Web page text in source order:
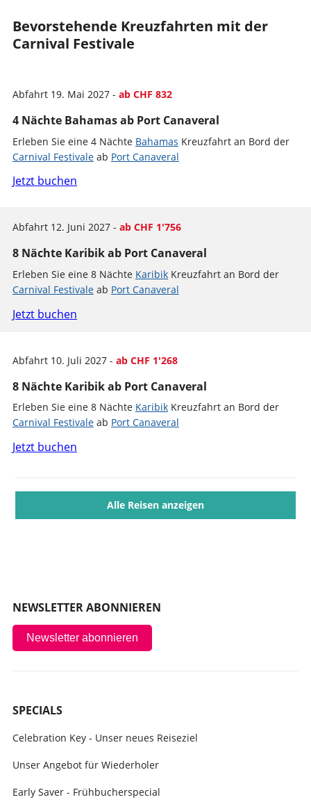
Bevorstehende Kreuzfahrten mit der
Carnival Festivale
Abfahrt 19. Mai 2027 - ab CHF 832
4 Nächte Bahamas ab Port Canaveral
Erleben Sie eine 4 Nächte Bahamas Kreuzfahrt an Bord der
Carnival Festivaleab Port Canaveral
Jetzt buchen
Abfahrt 12. Juni 2027 - ab CHF 1'756
8 Nächte Karibik ab Port Canaveral
Erleben Sie eine 8 Nächte KaribikKreuzfahrt an Bord der
Carnival Festivaleab Port Canaveral
Jetzt buchen
Abfahrt 10. Juli 2027 - ab CHF 1'268
8 Nächte Karibik ab Port Canaveral
Erleben Sie eine 8 Nächte KaribikKreuzfahrt an Bord der
Carnival Festivaleab Port Canaveral
Jetzt buchen
Alle Reisen anzeigen
NEWSLETTER ABONNIEREN
Newsletter abonnieren
SPECIALS
Celebration Key - Unser neues Reiseziel
Unser Angebot für Wiederholer
Early Saver - Frühbucherspecial